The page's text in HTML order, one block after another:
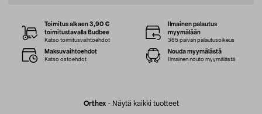
Orthex- Näytä kaikki tuotteet
Toimitus alkaen 3,90 €
toimitustavalla Budbee
Katso toimitusvaihtoehdot
Ilmainen palautus
myymälään
365 päivän palautusoikeus
Maksuvaihtoehdot
Katso ostoehdot
Nouda myymälästä
Ilmainen nouto myymälästä